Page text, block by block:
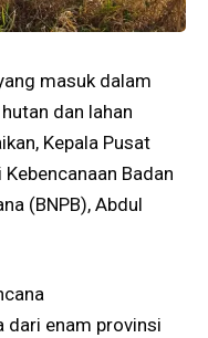
masuk dalam
dan lahan
Kepala Pusat
Badan
(BNPB), Abdul
dari enam provinsi